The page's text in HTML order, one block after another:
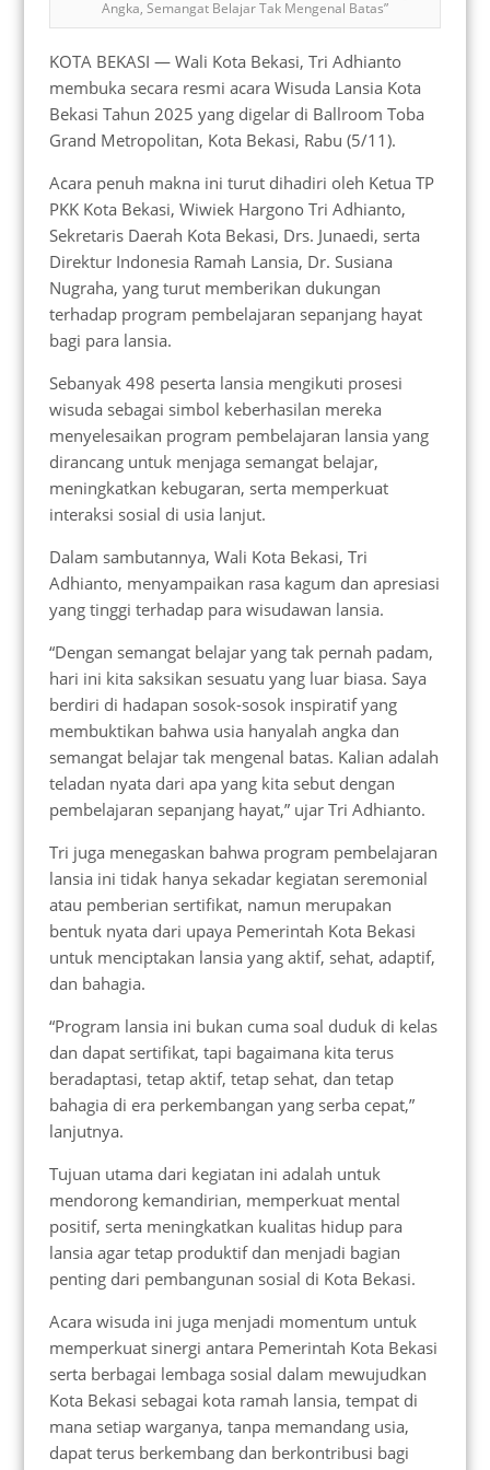
Angka, Semangat Belajar Tak Mengenal Batas”
KOTA BEKASI — Wali Kota Bekasi, Tri Adhianto
membuka secara resmi acara Wisuda Lansia Kota
Bekasi Tahun 2025 yang digelar di Ballroom Toba
Grand Metropolitan, Kota Bekasi, Rabu (5/11).
Acara penuh makna ini turut dihadiri oleh Ketua TP
PKK Kota Bekasi, Wiwiek Hargono Tri Adhianto,
Sekretaris Daerah Kota Bekasi, Drs. Junaedi, serta
Direktur Indonesia Ramah Lansia, Dr. Susiana
Nugraha, yang turut memberikan dukungan
terhadap program pembelajaran sepanjang hayat
bagi para lansia.
Sebanyak 498 peserta lansia mengikuti prosesi
wisuda sebagai simbol keberhasilan mereka
menyelesaikan program pembelajaran lansia yang
dirancang untuk menjaga semangat belajar,
meningkatkan kebugaran, serta memperkuat
interaksi sosial di usia lanjut.
Dalam sambutannya, Wali Kota Bekasi, Tri
Adhianto, menyampaikan rasa kagum dan apresiasi
yang tinggi terhadap para wisudawan lansia.
“Dengan semangat belajar yang tak pernah padam,
hari ini kita saksikan sesuatu yang luar biasa. Saya
berdiri di hadapan sosok-sosok inspiratif yang
membuktikan bahwa usia hanyalah angka dan
semangat belajar tak mengenal batas. Kalian adalah
teladan nyata dari apa yang kita sebut dengan
pembelajaran sepanjang hayat,” ujar Tri Adhianto.
Tri juga menegaskan bahwa program pembelajaran
lansia ini tidak hanya sekadar kegiatan seremonial
atau pemberian sertifikat, namun merupakan
bentuk nyata dari upaya Pemerintah Kota Bekasi
untuk menciptakan lansia yang aktif, sehat, adaptif,
dan bahagia.
“Program lansia ini bukan cuma soal duduk di kelas
dan dapat sertifikat, tapi bagaimana kita terus
beradaptasi, tetap aktif, tetap sehat, dan tetap
bahagia di era perkembangan yang serba cepat,”
lanjutnya.
Tujuan utama dari kegiatan ini adalah untuk
mendorong kemandirian, memperkuat mental
positif, serta meningkatkan kualitas hidup para
lansia agar tetap produktif dan menjadi bagian
penting dari pembangunan sosial di Kota Bekasi.
Acara wisuda ini juga menjadi momentum untuk
memperkuat sinergi antara Pemerintah Kota Bekasi
serta berbagai lembaga sosial dalam mewujudkan
Kota Bekasi sebagai kota ramah lansia, tempat di
mana setiap warganya, tanpa memandang usia,
dapat terus berkembang dan berkontribusi bagi